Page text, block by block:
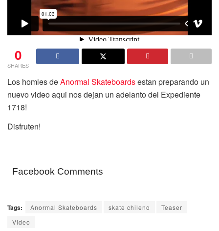
0
SHARES
Los homies deAnormal Skateboardsestan preparando un
nuevo video aqui nos dejan un adelanto del Expediente
1718!
Disfruten!
Facebook Comments
Tags: Anormal Skateboards skate chileno
Teaser
Video